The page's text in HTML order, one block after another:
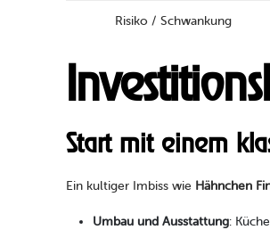
Risiko / Schwankung
Start mit einem
Ein kultiger Imbiss wie Hähnchen
Umbau und Ausstattung: